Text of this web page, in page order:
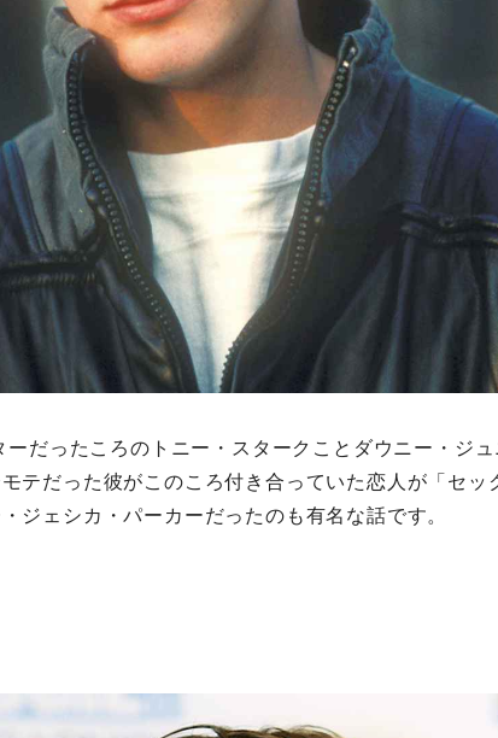
だったころのトニー・スタークことダウニー・ジュ
テだった彼がこのころ付き合っていた恋人が「セッ
ジェシカ・パーカーだったのも有名な話です。